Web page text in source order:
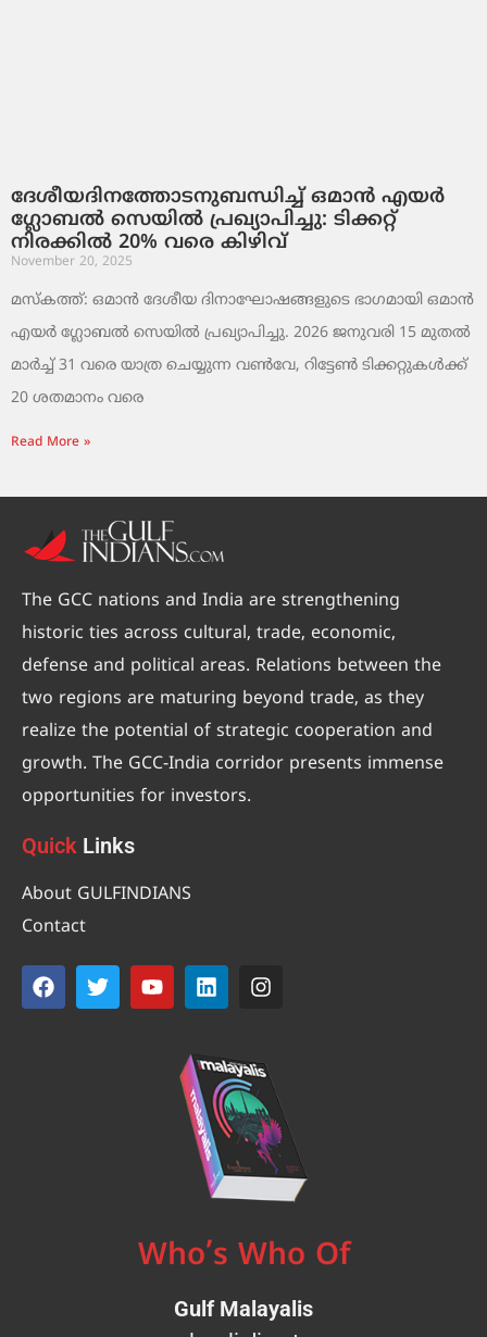
ദേശീയദിനത്തോടനുബന്ധിച്ച് ഒമാൻ എയർ
ഗ്ലോബൽ സെയിൽ പ്രഖ്യാപിച്ചു: ടിക്കറ്റ്
നിരക്കിൽ 20% വരെ കിഴിവ്
November 20, 2025
മസ്‌കത്ത്: ഒമാൻ ദേശീയ ദിനാഘോഷങ്ങളുടെ ഭാഗമായി ഒമാൻ
എയർ ഗ്ലോബൽ സെയിൽ പ്രഖ്യാപിച്ചു. 2026 ജനുവരി 15 മുതൽ
മാർച്ച് 31 വരെ യാത്ര ചെയ്യുന്ന വൺവേ, റിട്ടേൺ ടിക്കറ്റുകൾക്ക്
20 ശതമാനം വരെ
Read More »
The GCC nations and India are strengthening
historic ties across cultural, trade, economic,
defense and political areas. Relations between the
two regions are maturing beyond trade, as they
realize the potential of strategic cooperation and
growth. The GCC-India corridor presents immense
opportunities for investors.
Quick Links
About GULFINDIANS
Contact
Who’s Who Of
Gulf Malayalis